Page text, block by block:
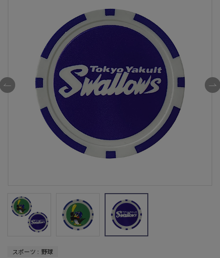
スポーツ : 野球